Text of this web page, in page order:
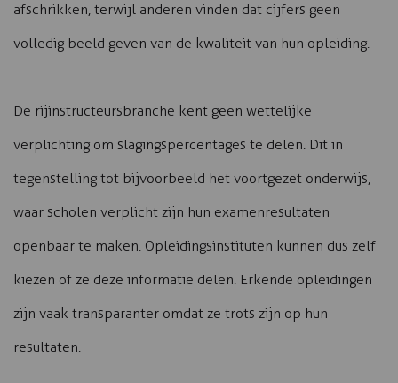
afschrikken, terwijl anderen vinden dat cijfers geen
volledig beeld geven van de kwaliteit van hun opleiding.
De rijinstructeursbranche kent geen wettelijke
verplichting om slagingspercentages te delen. Dit in
tegenstelling tot bijvoorbeeld het voortgezet onderwijs,
waar scholen verplicht zijn hun examenresultaten
openbaar te maken. Opleidingsinstituten kunnen dus zelf
kiezen of ze deze informatie delen. Erkende opleidingen
zijn vaak transparanter omdat ze trots zijn op hun
resultaten.